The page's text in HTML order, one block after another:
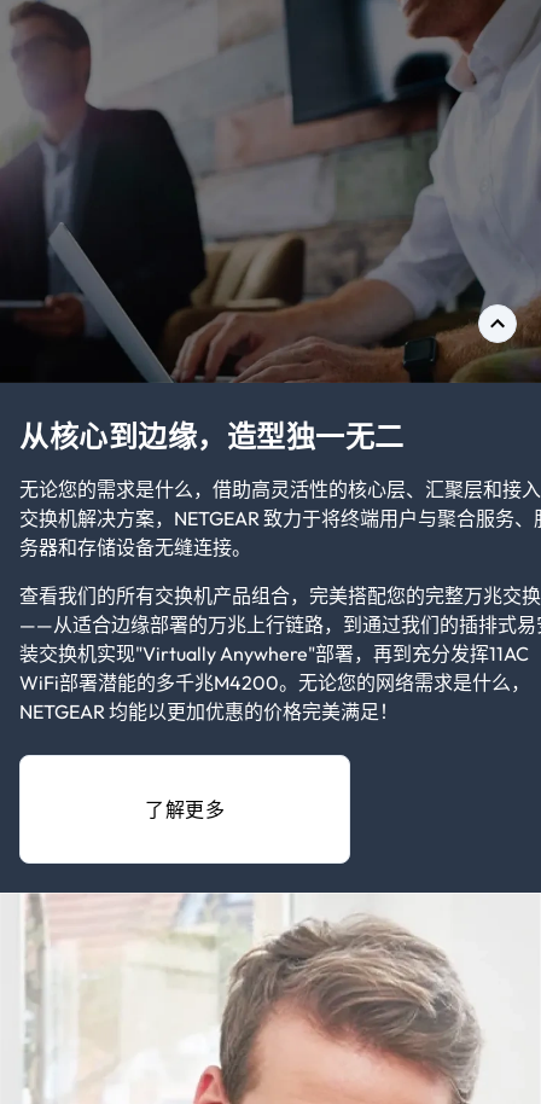
从核心到边缘，造型独一无二
无论您的需求是什么，借助高灵活性的核心层、汇聚层和接
交换机解决方案，NETGEAR 致力于将终端用户与聚合服务、
务器和存储设备无缝连接。
查看我们的所有交换机产品组合，完美搭配您的完整万兆交
——从适合边缘部署的万兆上行链路，到通过我们的插排式易
装交换机实现"Virtually Anywhere"部署，再到充分发挥11AC
WiFi部署潜能的多千兆M4200。无论您的网络需求是什么，
NETGEAR 均能以更加优惠的价格完美满足！
了解更多